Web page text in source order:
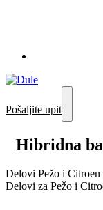
Pošaljite upit
Hibridna
Delovi Pežo i
Delovi za Pežo i